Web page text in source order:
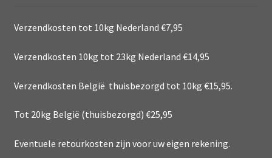
Verzendkosten tot 10kg Nederland €7,95
Verzendkosten 10kg tot 23kg Nederland €14,95
Verzendkosten België thuisbezorgd tot 10kg €15,95.
Tot 20kg België (thuisbezorgd) €25,95
Eventuele retourkosten zijn voor uw eigen rekening.